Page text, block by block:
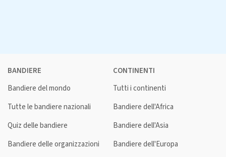
BANDIERE
Bandiere del mondo
Tutte le bandiere nazionali
Quiz delle bandiere
Bandiere delle organizzazioni
CONTINENTI
Tutti i continenti
Bandiere dell'Africa
Bandiere dell'Asia
Bandiere dell'Europa